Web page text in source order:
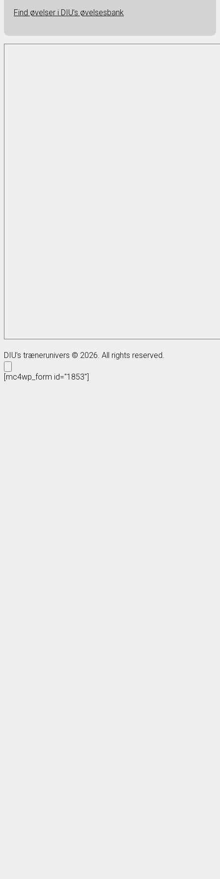
Find øvelser i DIU’s øvelsesbank
DIU's trænerunivers © 2026. All rights reserved.
[mc4wp_form id="1853"]